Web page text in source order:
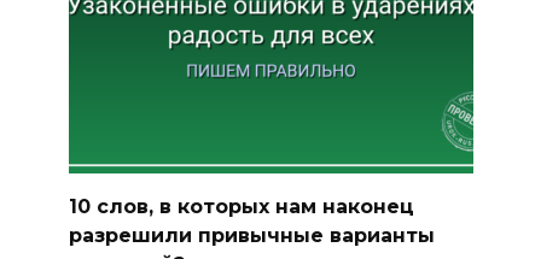
10 слов, в которых нам наконец
разрешили привычные варианты